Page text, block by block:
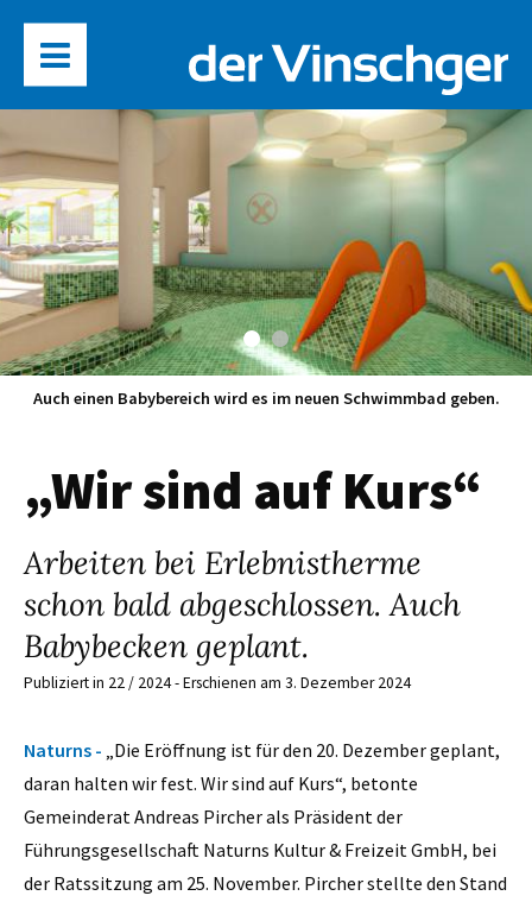
Auch einen Babybereich wird es im neuen Schwimmbad geben.
„Wir sind auf Kurs“
Arbeiten bei Erlebnistherme
schon bald abgeschlossen. Auch
Babybecken geplant.
Publiziert in 22 / 2024 - Erschienen am 3. Dezember 2024
Naturns - „Die Eröffnung ist für den 20. Dezember geplant,
daran halten wir fest. Wir sind auf Kurs“, betonte
Gemeinderat Andreas Pircher als Präsident der
Führungsgesellschaft Naturns Kultur & Freizeit GmbH, bei
der Ratssitzung am 25. November. Pircher stellte den Stand